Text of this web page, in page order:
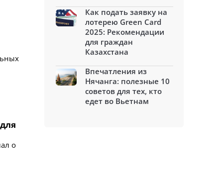
о
Как подать заявку на
лотерею Green Card
2025: Рекомендации
для граждан
Казахстана
Впечатления из
Нячанга: полезные 10
советов для тех, кто
едет во Вьетнам